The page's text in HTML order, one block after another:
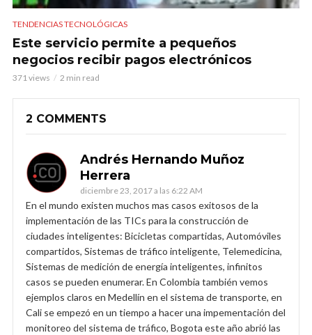
TENDENCIAS TECNOLÓGICAS
Este servicio permite a pequeños
negocios recibir pagos electrónicos
371 views 2 min read
2 COMMENTS
Andrés Hernando Muñoz
Herrera
diciembre 23, 2017 a las 6:22 AM
En el mundo existen muchos mas casos exitosos de la
implementación de las TICs para la construcción de
ciudades inteligentes: Bicicletas compartidas, Automóviles
compartidos, Sistemas de tráfico inteligente, Telemedicina,
Sistemas de medición de energía inteligentes, infinitos
casos se pueden enumerar. En Colombia también vemos
ejemplos claros en Medellín en el sistema de transporte, en
Cali se empezó en un tiempo a hacer una impementación del
monitoreo del sistema de tráfico, Bogota este año abrió las